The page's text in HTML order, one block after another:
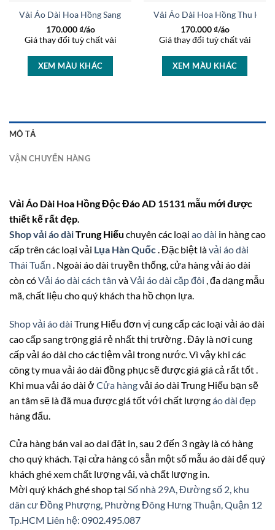
Vải Áo Dài Hoa Hồng Sang Trọng AD 46242
170.000₫/áo
Giá thay đổi tuỳ chất vải
XEM MÀU KHÁC
Vải Áo Dài Hoa Hồng Thu Hút
170.000₫/áo
Giá thay đổi tuỳ chất vải
XEM MÀU KHÁC
27014
MÔ TẢ
VẬN CHUYỂN HÀNG
Vải Áo Dài Hoa Hồng Độc Đáo AD 15131 mẫu mới được
thiết kế rất đẹp.
Shop vải áo dàiTrung Hiếu chuyên các loại ao dài in hàng cao
cấp trên các loại vải Lụa Hàn Quốc . Đặc biệt làvải áo dài
Thái Tuấn . Ngoài áo dài truyền thống, cửa hàng vải áo dài
còn cóVải áo dài cách tân vàVải áo dài cặp đôi , đa dạng mẫu
mã, chất liệu cho quý khách tha hồ chọn lựa.
Shop vải áo dài Trung Hiếu đơn vị cung cấp các loại vải áo dài
cao cấp sang trọng giá rẻ nhất thị trường . Đây là nơi cung
cấp vải áo dài cho các tiệm vải trong nước. Vì vậy khi các
công ty mua vải áo dài đồng phục sẽ được giá giá cả rất tốt .
Khi mua vải áo dài ở Cửa hàngvải áo dài Trung Hiếu bạn sẽ
an tâm sẽ là đã mua được giá tốt với chất lượngáo dài đẹp
hàng đẩu.
Cửa hàng bán vai ao dai đặt in, sau 2 đến 3 ngày là có hàng
cho quý khách. Tại cửa hàng có sẵn một số mẫu áo dài để quý
khách ghé xem chất lượng vải, và chất lượng in.
Mời quý khách ghé shop tại Số nhà 29A, Đường số 2, khu
dân cư Đồng Phượng, Phường Đông Hưng Thuận, Quận 12
Tp.HCM Liên hệ: 0902.495.087